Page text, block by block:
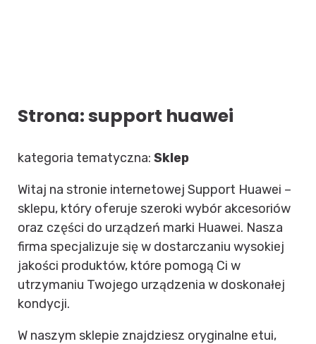
Strona: support huawei
kategoria tematyczna:Sklep
Witaj na stronie internetowej Support Huawei –
sklepu, który oferuje szeroki wybór akcesoriów
oraz części do urządzeń marki Huawei. Nasza
firma specjalizuje się w dostarczaniu wysokiej
jakości produktów, które pomogą Ci w
utrzymaniu Twojego urządzenia w doskonałej
kondycji.
W naszym sklepie znajdziesz oryginalne etui,